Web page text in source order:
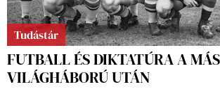
Tudástár
FUTBALL ÉS DIKTATÚRA A
VILÁGHÁBORÚ UTÁN